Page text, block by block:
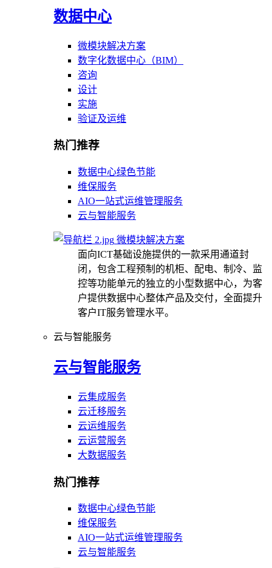
数据中心
微模块解决方案
数字化数据中心（BIM）
咨询
设计
实施
验证及运维
热门推荐
数据中心绿色节能
维保服务
AIO一站式运维管理服务
云与智能服务
微模块解决方案
面向ICT基础设施提供的一款采用通道封
闭，包含工程预制的机柜、配电、制冷、监
控等功能单元的独立的小型数据中心，为客
户提供数据中心整体产品及交付，全面提升
客户IT服务管理水平。
云与智能服务
云与智能服务
云集成服务
云迁移服务
云运维服务
云运营服务
大数据服务
热门推荐
数据中心绿色节能
维保服务
AIO一站式运维管理服务
云与智能服务